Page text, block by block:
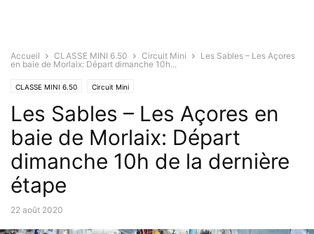
Accueil CLASSE MINI 6.50 Circuit Mini
Les Sables – Les Açores
en baie de Morlaix: Départ dimanche 10h...
CLASSE MINI 6.50 Circuit Mini
Les Sables – Les Açores en
baie de Morlaix: Départ
dimanche 10h de la dernière
étape
22 août 2020